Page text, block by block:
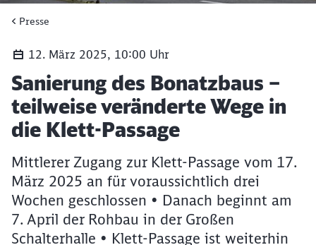
Presse
12. März 2025, 10:00 Uhr
Artikel:
Sanierung des Bonatzbaus –
teilweise veränderte Wege in
die Klett-Passage
Mittlerer Zugang zur Klett-Passage vom 17.
März 2025 an für voraussichtlich drei
Wochen geschlossen • Danach beginnt am
7. April der Rohbau in der Großen
Schalterhalle • Klett-Passage ist weiterhin